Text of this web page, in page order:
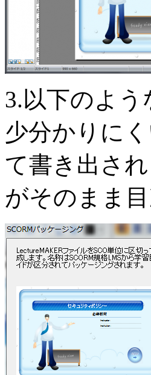
3.以下のよ
少分かりに
て書き出さ
がそのまま